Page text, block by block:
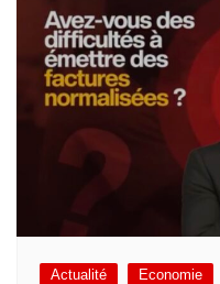
Actualité Economie